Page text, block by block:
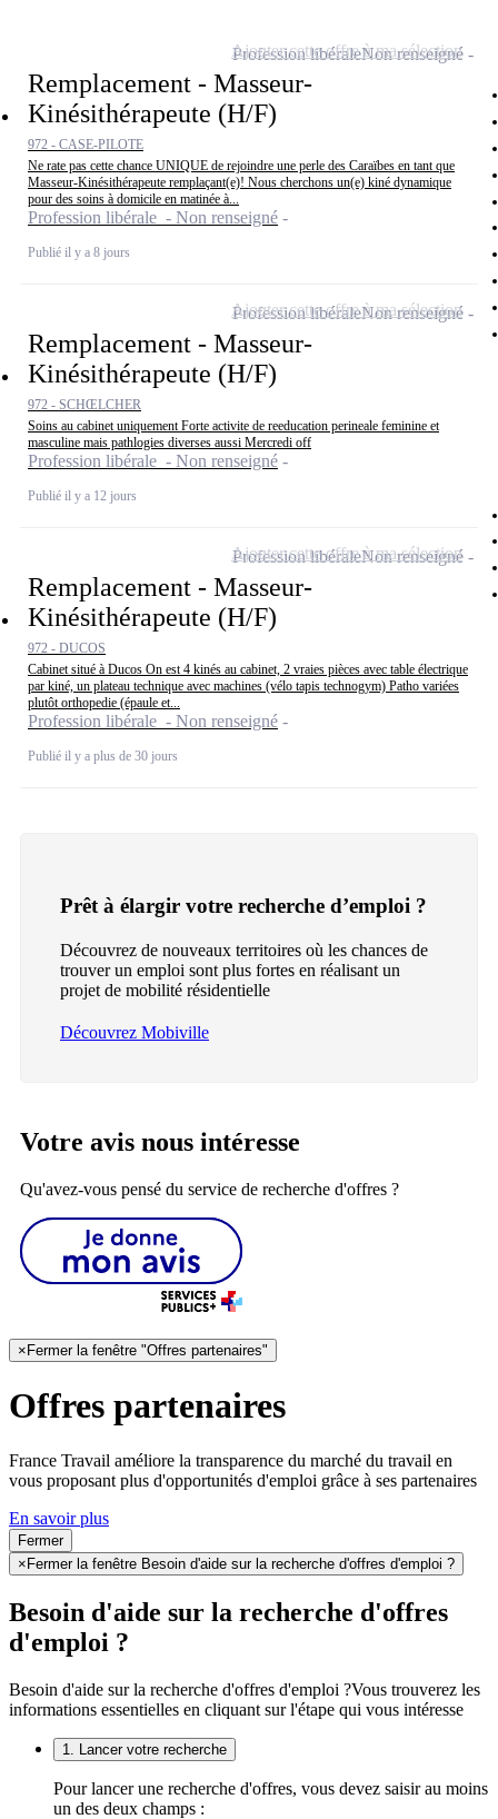
Remplacement - Masseur-
Kinésithérapeute (H/F)
972 - CASE-PILOTE
Ne rate pas cette chance UNIQUE de rejoindre une perle des Caraïbes en tant que
Masseur-Kinésithérapeute remplaçant(e)! Nous cherchons un(e) kiné dynamique
pour des soins à domicile en matinée à...
Profession libérale - Non renseigné
Publié il y a 8 jours
Profession libéraleNon renseigné
Ajouter cette offre à ma sélection
Remplacement - Masseur-
Kinésithérapeute (H/F)
972 - SCHŒLCHER
Soins au cabinet uniquement Forte activite de reeducation perineale feminine et
masculine mais pathlogies diverses aussi Mercredi off
Profession libérale - Non renseigné
Publié il y a 12 jours
Profession libéraleNon renseigné
Ajouter cette offre à ma sélection
Remplacement - Masseur-
Kinésithérapeute (H/F)
972 - DUCOS
Cabinet situé à Ducos On est 4 kinés au cabinet, 2 vraies pièces avec table électrique
par kiné, un plateau technique avec machines (vélo tapis technogym) Patho variées
plutôt orthopedie (épaule et...
Profession libérale - Non renseigné
Publié il y a plus de 30 jours
Profession libéraleNon renseigné
Ajouter cette offre à ma sélection
Prêt à élargir votre recherche d’emploi ?
Découvrez de nouveaux territoires où les chances de
trouver un emploi sont plus fortes en réalisant un
projet de mobilité résidentielle
Découvrez Mobiville
Votre avis nous intéresse
Qu'avez-vous pensé du service de recherche d'offres ?
× Fermer la fenêtre "Offres partenaires"
Offres partenaires
France Travail améliore la transparence du marché du travail en
vous proposant plus d'opportunités d'emploi grâce à ses partenaires
En savoir plus
Fermer
×Fermer la fenêtre Besoin d'aide sur la recherche d'offres d'emploi ?
Besoin d'aide sur la recherche d'offres
d'emploi ?
Besoin d'aide sur la recherche d'offres d'emploi ?Vous trouverez les
informations essentielles en cliquant sur l'étape qui vous intéresse
1. Lancer votre recherche
Pour lancer une recherche d'offres, vous devez saisir au moins
un des deux champs :